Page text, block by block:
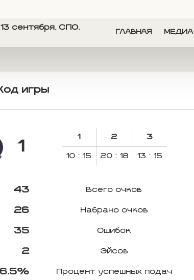
сентября. СПО.
ГЛАВНАЯ МЕДИА
игры
1
1
10 : 15
2
20 : 18
3
13 : 15
43 Всего очков
26 Набрано очков
35 Ошибок
2 Эйсов
Процент успешных подач